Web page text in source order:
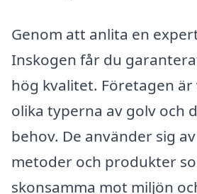
Genom att anlita en
Inskogen får du
hög kvalitet. Företagen är
olika typerna av golv och
behov. De använder sig
metoder och produkter
skonsamma mot miljön